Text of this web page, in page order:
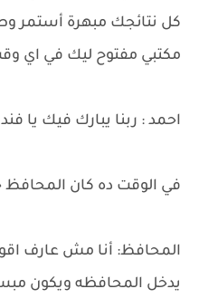
كل نتائجك مبهرة أستمر
مكتبي مفتوح ليك في اي
احمد : ربنا يبارك فيك يا
في الوقت ده كان
المحافظ: أنا مش عارف
يدخل المحافظه ويكون